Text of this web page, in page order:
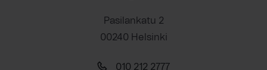
Pasilankatu 2
00240 Helsinki
010 212 2777